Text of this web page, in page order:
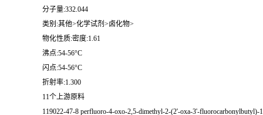
分子量:332.044
类别:其他>化学试剂>卤化物>
物化性质:密度:1.61
沸点:54-56°C
闪点:54-56°C
折射率:1.300
11个上游原料
119022-47-8 perfluoro-4-oxo-2,5-dimethyl-2-(2'-oxa-3'-fluorocarbonylbutyl)-